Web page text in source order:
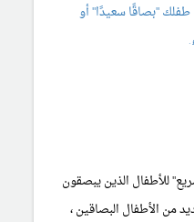
طفلك "بصاقًا سعيدًا" أو
للأطفال الذين يبصقون
من الأطفال البصاقين ،